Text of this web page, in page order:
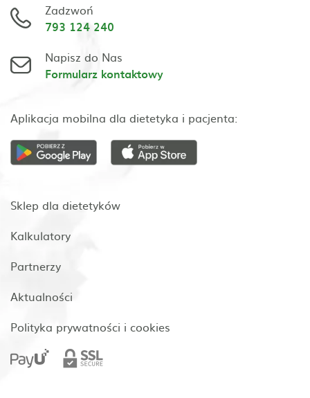
Zadzwoń
793 124 240
Napisz do Nas
Formularz kontaktowy
Aplikacja mobilna dla dietetyka i pacjenta:
Sklep dla dietetyków
Kalkulatory
Partnerzy
Aktualności
Polityka prywatności i cookies